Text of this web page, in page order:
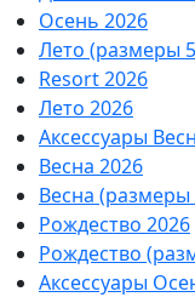
Осень 2026
Лето (размеры
Resort 2026
Лето 2026
Аксессуары
Весна 2026
Весна (размеры
Рождество 2026
Рождество
Аксессуары